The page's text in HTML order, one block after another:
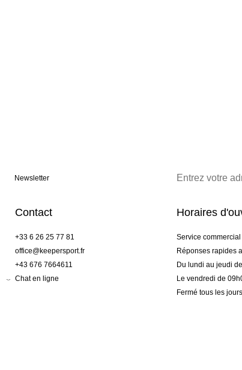
Newsletter
Contact
+33 6 26 25 77 81
office@keepersport.fr
+43 676 7664611
Chat en ligne
Horaires
Service commercial
Réponses rapides
Du lundi au jeudi
Le vendredi de
Fermé tous les